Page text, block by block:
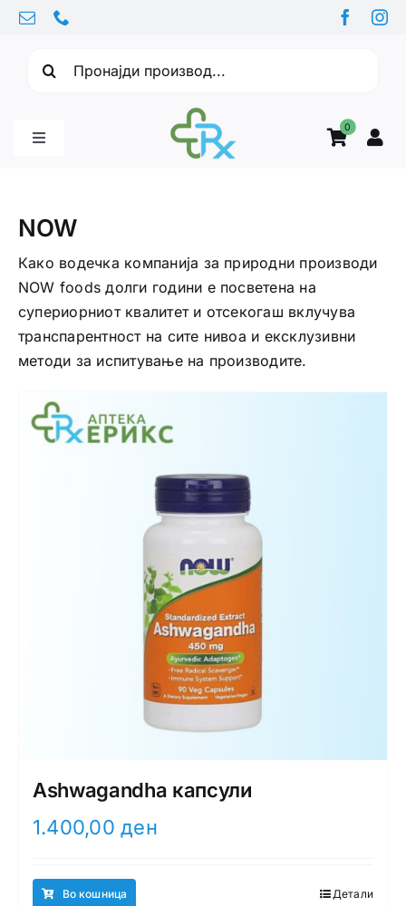
Skip
content
0
Toggle
Витамини
Здравје
Интимно здравје
NOW
Како водечка компанија за природни производи
NOW foods долги години е посветена на
супериорниот квалитет и отсекогаш вклучува
транспарентност на сите нивоа и ексклузивни
методи за испитување на производите.
Ashwagandha капсули
1.400,00ден
Во кошница Детали